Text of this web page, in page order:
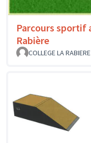
Parcours sportif
Rabière
COLLEGE LA